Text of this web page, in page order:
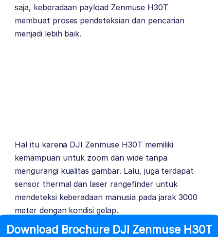
saja, keberadaan payload Zenmuse H30T
membuat proses pendeteksian dan pencarian
menjadi lebih baik.
Hal itu karena DJI Zenmuse H30T memiliki
kemampuan untuk zoom dan wide tanpa
mengurangi kualitas gambar. Lalu, juga terdapat
sensor thermal dan laser rangefinder untuk
mendeteksi keberadaan manusia pada jarak 3000
meter dengan kondisi gelap.
Download Brochure DJI Zenmuse H30T